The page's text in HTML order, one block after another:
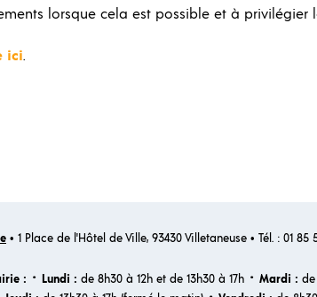
lorsque cela est possible et à privilégier
ici.
• 1 Place de l'Hôtel de Ville, 93430 Villetaneuse • Tél. : 01 85
: · Lundi : de 8h30 à 12h et de 13h30 à 17h · Mardi : de